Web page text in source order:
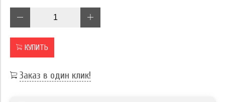
КУПИТЬ
Заказ в один клик!